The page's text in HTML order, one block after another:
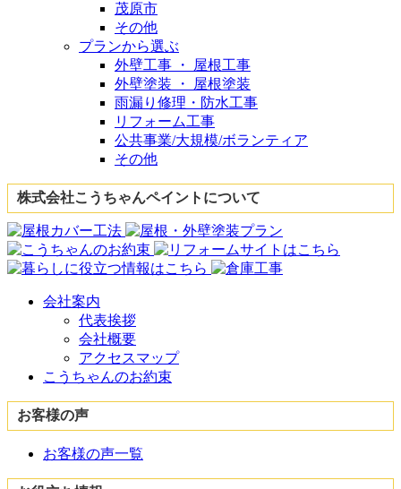
茂原市
その他
プランから選ぶ
外壁工事 ・ 屋根工事
外壁塗装 ・ 屋根塗装
雨漏り修理・防水工事
リフォーム工事
公共事業/大規模/ボランティア
その他
株式会社こうちゃんペイントについて
会社案内
代表挨拶
会社概要
アクセスマップ
こうちゃんのお約束
お客様の声
お客様の声一覧